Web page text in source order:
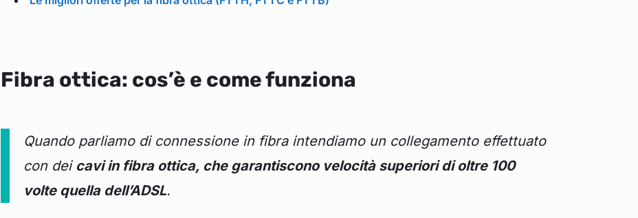
Fibra ottica: cos’è e come funziona
Quando parliamo di connessione in fibra intendiamo un collegamento effettuato
con dei cavi in fibra ottica, che garantiscono velocità superiori di oltre 100
volte quella dell’ADSL.